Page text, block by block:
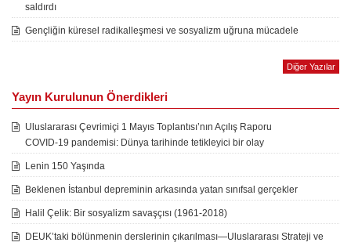
saldırdı
Gençliğin küresel radikalleşmesi ve sosyalizm uğruna mücadele
Diğer Yazılar
Yayın Kurulunun Önerdikleri
Uluslararası Çevrimiçi 1 Mayıs Toplantısı’nın Açılış Raporu
COVID-19 pandemisi: Dünya tarihinde tetikleyici bir olay
Lenin 150 Yaşında
Beklenen İstanbul depreminin arkasında yatan sınıfsal gerçekler
Halil Çelik: Bir sosyalizm savaşçısı (1961-2018)
DEUK’taki bölünmenin derslerinin çıkarılması—Uluslararası Strateji ve